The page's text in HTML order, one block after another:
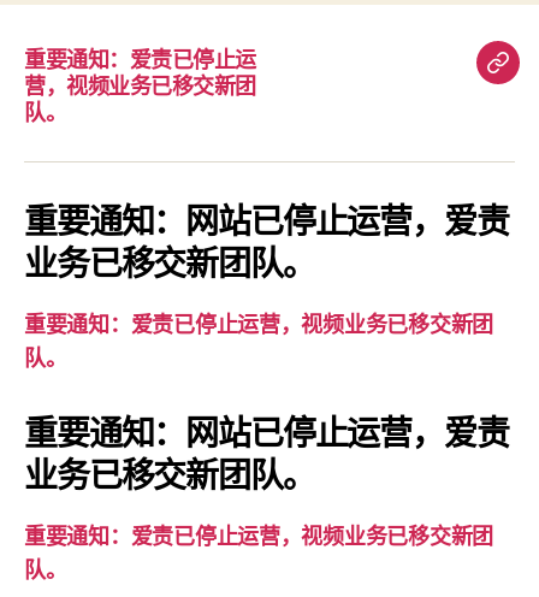
重要通知：爱责已停止运
营，视频业务已移交新团
队。
重
知：
爱
责
视
重要通知：网站已停止运营，爱责
业务已移交新团队。
重要通知：爱责已停止运营，视频业务已移交新团
队。
重要通知：网站已停止运营，爱责
业务已移交新团队。
重要通知：爱责已停止运营，视频业务已移交新团
队。